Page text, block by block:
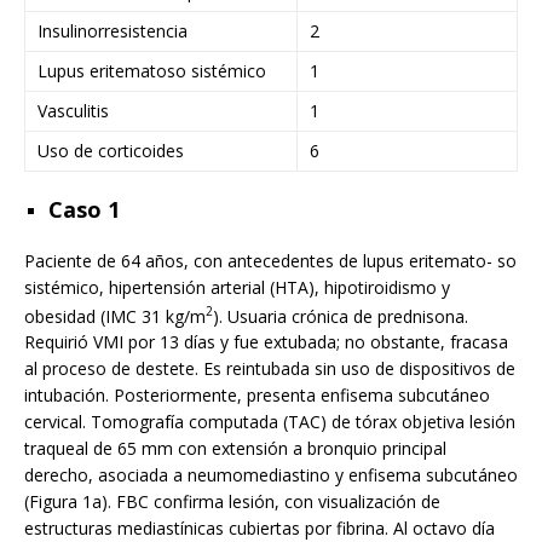
Insulinorresistencia
2
Lupus eritematoso sistémico
1
Vasculitis
1
Uso de corticoides
6
Caso 1
Paciente de 64 años, con antecedentes de lupus eritemato- so
sistémico, hipertensión arterial (HTA), hipotiroidismo y
obesidad (IMC 31 kg/m2). Usuaria crónica de prednisona.
Requirió VMI por 13 días y fue extubada; no obstante, fracasa
al proceso de destete. Es reintubada sin uso de dispositivos de
intubación. Posteriormente, presenta enfisema subcutáneo
cervical. Tomografía computada (TAC) de tórax objetiva lesión
traqueal de 65 mm con extensión a bronquio principal
derecho, asociada a neumomediastino y enfisema subcutáneo
(Figura 1a). FBC confirma lesión, con visualización de
estructuras mediastínicas cubiertas por fibrina. Al octavo día